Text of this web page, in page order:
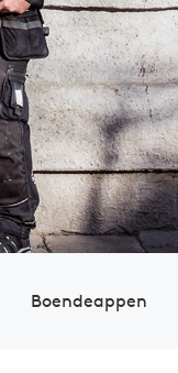
Boendeappen